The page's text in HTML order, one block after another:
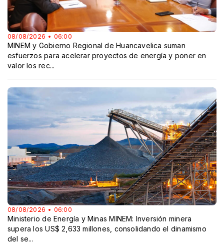
08/08/2026 • 06:00
MINEM y Gobierno Regional de Huancavelica suman
esfuerzos para acelerar proyectos de energía y poner en
valor los rec...
08/08/2026 • 06:00
Ministerio de Energía y Minas MINEM: Inversión minera
supera los US$ 2,633 millones, consolidando el dinamismo
del se...